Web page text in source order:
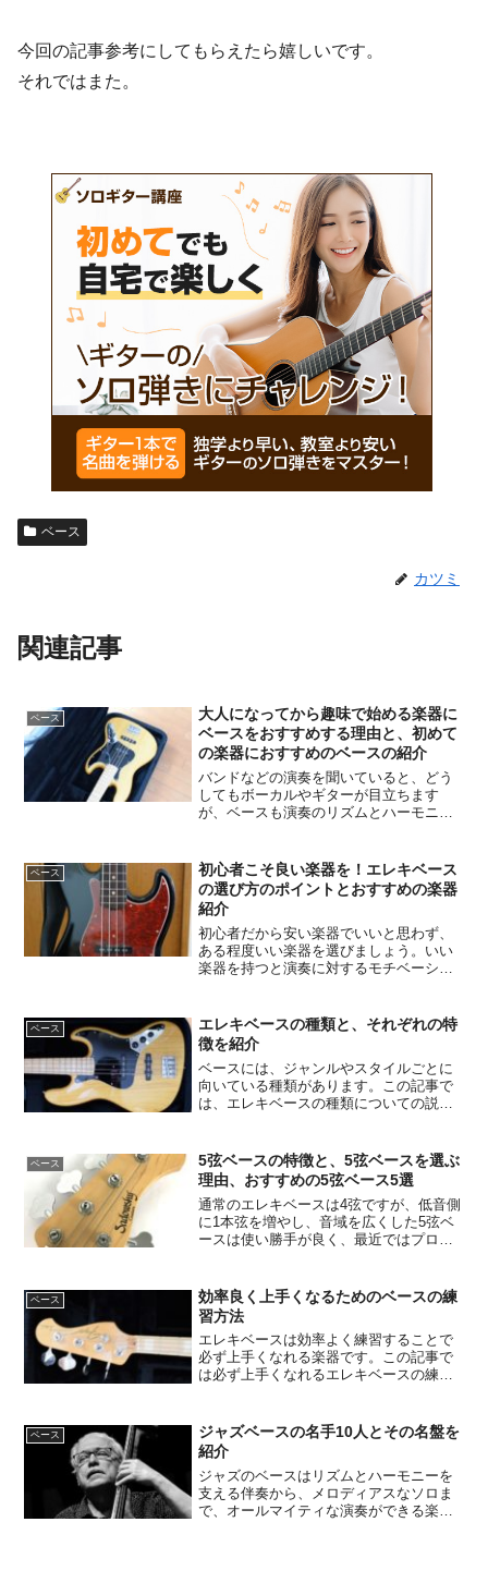
今回の記事参考にしてもらえたら嬉しいです。
それではまた。
ベース
カツミ
関連記事
ベース
大人になってから趣味で始める楽器に
ベースをおすすめする理由と、初めて
の楽器におすすめのベースの紹介
バンドなどの演奏を聞いていると、どう
してもボーカルやギターが目立ちます
が、ベースも演奏のリズムとハーモニー
はベースがいないと演奏が成り立たない
くらい、重要なパートです。 ベースはリ
ズムを支える役割があり、リズム感とセ
ンスを問われるパートです。 ベースライ
ンでバンドのリズムを支え、グルーブを
生み出すのはベースを弾く醍醐味
ベース
初心者こそ良い楽器を！エレキベース
の選び方のポイントとおすすめの楽器
紹介
初心者だから安い楽器でいいと思わず、
ある程度いい楽器を選びましょう。いい
楽器を持つと演奏に対するモチベーショ
すめのエレキベースを紹介したいと思い
ます。
ベース
エレキベースの種類と、それぞれの特
徴を紹介
ベースには、ジャンルやスタイルごとに
向いている種類があります。この記事で
は、エレキベースの種類についての説明
ベース
5弦ベースの特徴と、5弦ベースを選ぶ
理由、おすすめの5弦ベース5選
通常のエレキベースは4弦ですが、低音側
に1本弦を増やし、音域を広くした5弦ベ
ースは使い勝手が良く、最近ではプロア
なることで表現できることが増えます。
また、5弦ベースは...
ベース
効率良く上手くなるためのベースの練
習方法
エレキベースは効率よく練習することで
必ず上手くなれる楽器です。この記事で
は必ず上手くなれるエレキベースの練習
ク、スラップと、3つの演奏方法がありま
す。中でも指弾きはもっと...
ベース
ジャズベースの名手10人とその名盤を
紹介
ジャズのベースはリズムとハーモニーを
支える伴奏から、メロディアスなソロま
で、オールマイティな演奏ができる楽器